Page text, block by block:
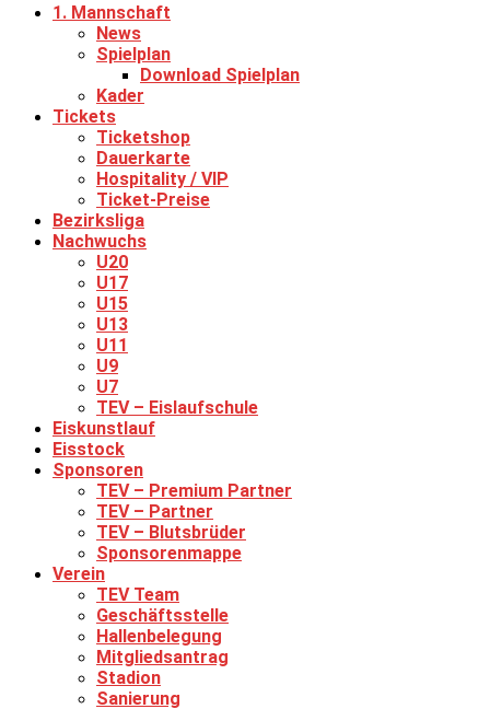
1. Mannschaft
News
Spielplan
Download Spielplan
Kader
Tickets
Ticketshop
Dauerkarte
Hospitality / VIP
Ticket-Preise
Bezirksliga
Nachwuchs
U20
U17
U15
U13
U11
U9
U7
TEV – Eislaufschule
Eiskunstlauf
Eisstock
Sponsoren
TEV – Premium Partner
TEV – Partner
TEV – Blutsbrüder
Sponsorenmappe
Verein
TEV Team
Geschäftsstelle
Hallenbelegung
Mitgliedsantrag
Stadion
Sanierung